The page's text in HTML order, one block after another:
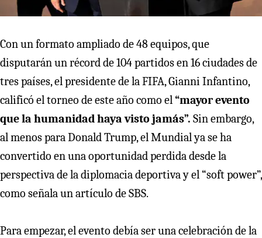
Con un formato ampliado de 48 equipos, que
disputarán un récord de 104 partidos en 16 ciudades de
tres países, el presidente de la FIFA, Gianni Infantino,
calificó el torneo de este año como el “mayor evento
que la humanidad haya visto jamás”. Sin embargo,
al menos para Donald Trump, el Mundial ya se ha
convertido en una oportunidad perdida desde la
perspectiva de la diplomacia deportiva y el “soft power”,
como señala un artículo de SBS.
Para empezar, el evento debía ser una celebración de la